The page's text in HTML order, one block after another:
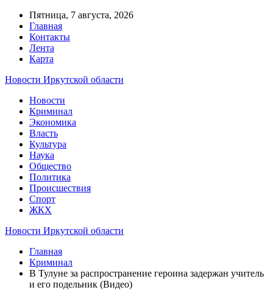
Пятница, 7 августа, 2026
Главная
Контакты
Лента
Карта
Новости Иркутской области
Новости
Криминал
Экономика
Власть
Культура
Наука
Общество
Политика
Происшествия
Спорт
ЖКХ
Новости Иркутской области
Главная
Криминал
В Тулуне за распространение героина задержан учитель
и его подельник (Видео)